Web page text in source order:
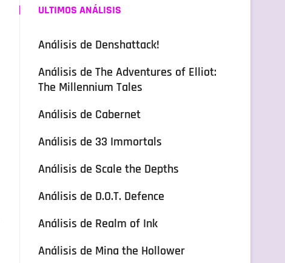
ULTIMOS ANÁLISIS
Análisis de Denshattack!
Análisis de The Adventures of Elliot:
The Millennium Tales
Análisis de Cabernet
Análisis de 33 Immortals
Análisis de Scale the Depths
Análisis de D.O.T. Defence
Análisis de Realm of Ink
Análisis de Mina the Hollower